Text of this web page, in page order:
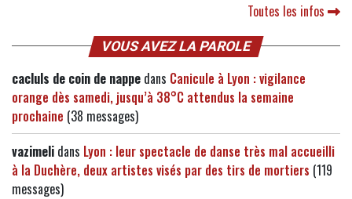
Toutes les infos
VOUS AVEZ LA PAROLE
cacluls de coin de nappe dans Canicule à Lyon : vigilance
orange dès samedi, jusqu’à 38°C attendus la semaine
prochaine (38 messages)
vazimeli dans Lyon : leur spectacle de danse très mal accueilli
à la Duchère, deux artistes visés par des tirs de mortiers (119
messages)